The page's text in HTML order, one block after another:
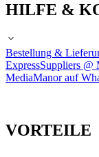
HILFE &
Bestellung &
ExpressSuppliers @
MediaManor auf
VORTEILE